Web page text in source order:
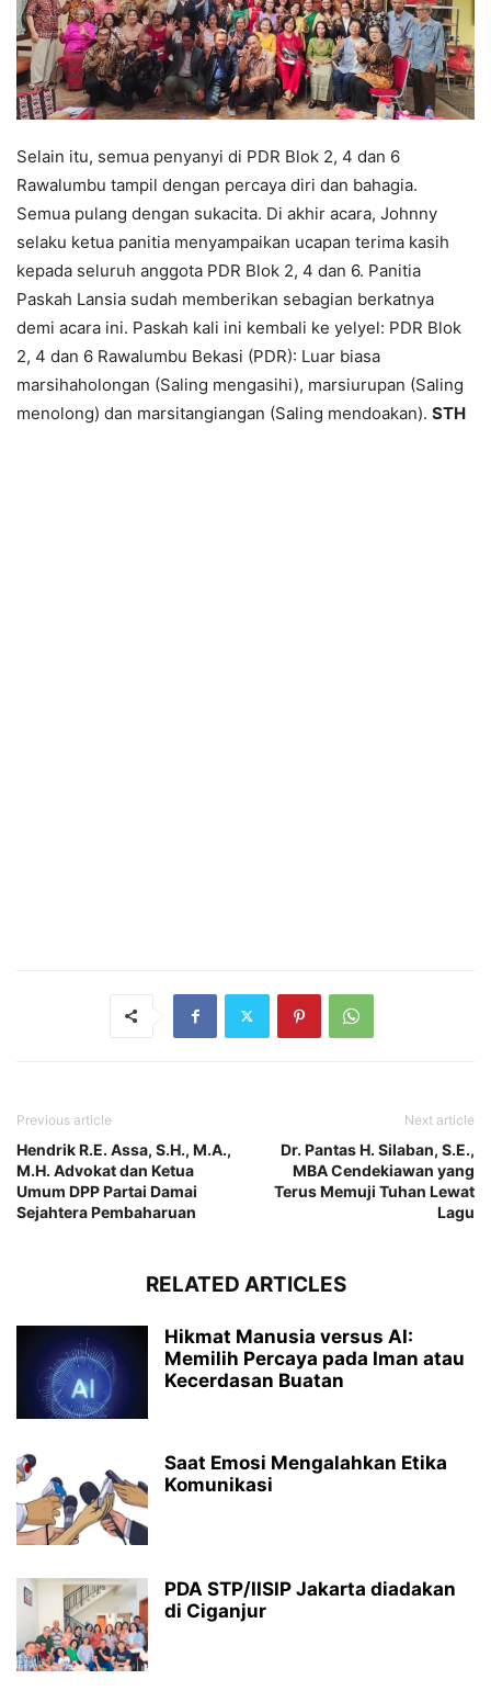
Selain itu, semua penyanyi di PDR Blok 2, 4 dan 6
Rawalumbu tampil dengan percaya diri dan bahagia.
Semua pulang dengan sukacita. Di akhir acara, Johnny
selaku ketua panitia menyampaikan ucapan terima kasih
kepada seluruh anggota PDR Blok 2, 4 dan 6. Panitia
Paskah Lansia sudah memberikan sebagian berkatnya
demi acara ini. Paskah kali ini kembali ke yelyel: PDR Blok
2, 4 dan 6 Rawalumbu Bekasi (PDR): Luar biasa
marsihaholongan (Saling mengasihi), marsiurupan (Saling
menolong) dan marsitangiangan (Saling mendoakan). STH
Previous article
Hendrik R.E. Assa, S.H., M.A.,
M.H. Advokat dan Ketua
Umum DPP Partai Damai
Sejahtera Pembaharuan
Next article
Dr. Pantas H. Silaban, S.E.,
MBA Cendekiawan yang
Terus Memuji Tuhan Lewat
Lagu
RELATED ARTICLES
Hikmat Manusia versus AI:
Memilih Percaya pada Iman atau
Kecerdasan Buatan
Saat Emosi Mengalahkan Etika
Komunikasi
PDA STP/IISIP Jakarta diadakan
di Ciganjur